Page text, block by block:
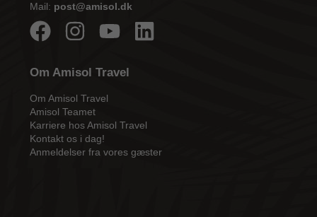
Mail: post@amisol.dk
Om Amisol Travel
Om Amisol Travel
Amisol Teamet
Karriere hos Amisol Travel
Kontakt os i dag!
Anmeldelser fra vores gæster